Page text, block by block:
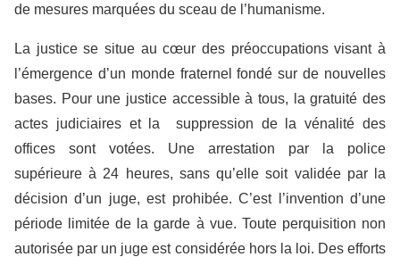
de mesures marquées du sceau de l’humanisme.
La justice se situe au cœur des préoccupations visant à
l’émergence d’un monde fraternel fondé sur de nouvelles
bases. Pour une justice accessible à tous, la gratuité des
actes judiciaires et la suppression de la vénalité des
offices sont votées. Une arrestation par la police
supérieure à 24 heures, sans qu’elle soit validée par la
décision d’un juge, est prohibée. C’est l’invention d’une
période limitée de la garde à vue. Toute perquisition non
autorisée par un juge est considérée hors la loi. Des efforts